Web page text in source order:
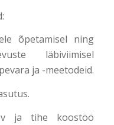
õpetamisel ning
läbiviimisel
ja -meetodeid.
ja tihe koostöö